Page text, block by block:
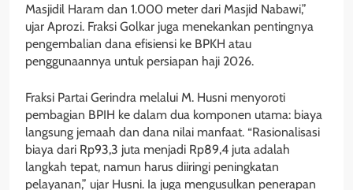
Masjidil Haram dan 1.000 meter dari Masjid Nabawi,”
ujar Aprozi. Fraksi Golkar juga menekankan pentingnya
pengembalian dana efisiensi ke BPKH atau
penggunaannya untuk persiapan haji 2026.
Fraksi Partai Gerindra melalui M. Husni menyoroti
pembagian BPIH ke dalam dua komponen utama: biaya
langsung jemaah dan dana nilai manfaat. “Rasionalisasi
biaya dari Rp93,3 juta menjadi Rp89,4 juta adalah
langkah tepat, namun harus diiringi peningkatan
pelayanan,” ujar Husni. Ia juga mengusulkan penerapan